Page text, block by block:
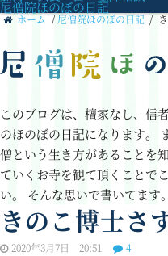
尼僧院ほのぼの日記
ホーム / 尼僧院ほのぼの日記 /
このブログは、檀家なし、信
のほのぼの日記になります。
僧という生き方があることを
ていくお寺を観て頂くことで
い。 そんな思いで書いてます。
きのこ博士さ
2020年3月7日 20:51 4